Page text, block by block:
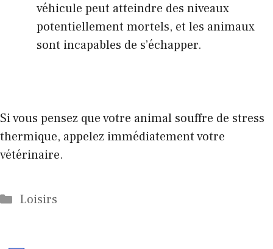
véhicule peut atteindre des niveaux
potentiellement mortels, et les animaux
sont incapables de s’échapper.
Si vous pensez que votre animal souffre de stress
thermique, appelez immédiatement votre
vétérinaire.
Catégories
Loisirs